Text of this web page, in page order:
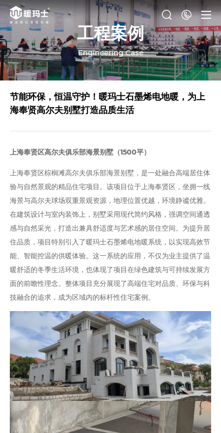
工程案例
Engineering Case
节能环保，恒温守护！暖玛士石墨烯电地暖，为上
海奉贤高尔夫别墅打造品质生活
上海奉贤区高尔夫俱乐部海景别墅（1500平）
上海奉贤区棕榈滩高尔夫俱乐部海景别墅，是一处融合高端居住体
验与自然景观的精品住宅项目。该项目位于上海奉贤区，坐拥一线
海景与高尔夫球场双重景观资源，地理位置优越，环境静谧优雅。
在建筑设计与室内装饰上，别墅采用现代简约风格，强调空间通透
感与自然采光，打造出兼具舒适度与艺术感的居住空间。为提升居
住品质，项目特别引入了暖玛士石墨烯电地暖系统，以实现高效节
能、智能控温的供暖体验。这一系统的应用，不仅为业主提供了温
暖舒适的冬季生活环境，也体现了项目在绿色建筑与可持续发展方
面的前瞻性理念。整体项目充分展现了高端住宅对品质、环保与科
技融合的追求，成为区域内的标杆性住宅案例。